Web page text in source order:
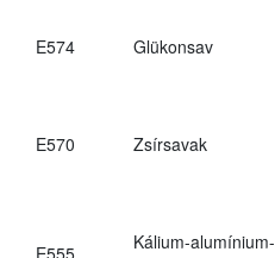
E574 Glükonsav
E570 Zsírsavak
E555
Kálium-alumínium-